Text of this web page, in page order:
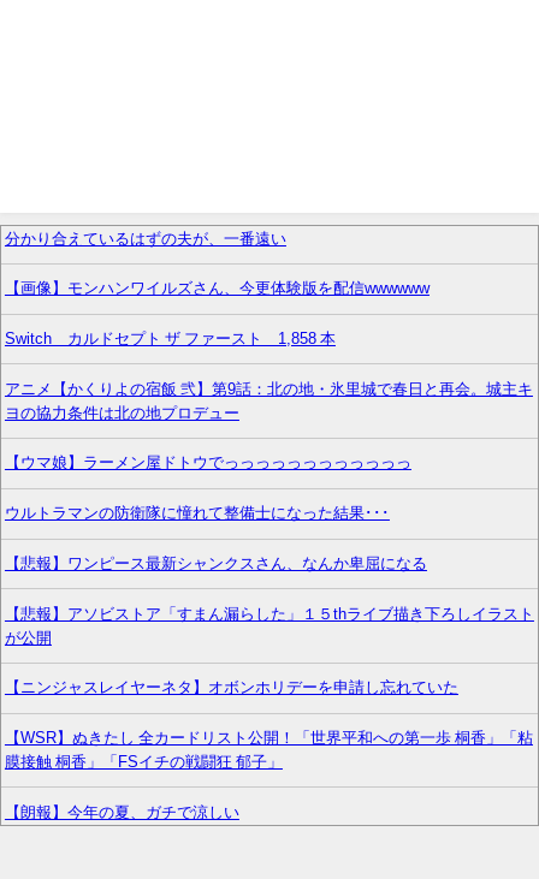
分かり合えているはずの夫が、一番遠い
【画像】モンハンワイルズさん、今更体験版を配信wwwwww
Switch カルドセプト ザ ファースト 1,858 本
アニメ【かくりよの宿飯 弐】第9話：北の地・氷里城で春日と再会。城主キ
ヨの協力条件は北の地プロデュー
【ウマ娘】ラーメン屋ドトウでっっっっっっっっっっっっ
ウルトラマンの防衛隊に憧れて整備士になった結果･･･
【悲報】ワンピース最新シャンクスさん、なんか卑屈になる
【悲報】アソビストア「すまん漏らした」１５thライブ描き下ろしイラスト
が公開
【ニンジャスレイヤーネタ】オボンホリデーを申請し忘れていた
【WSR】ぬきたし 全カードリスト公開！「世界平和への第一歩 桐香」「粘
膜接触 桐香」「FSイチの戦闘狂 郁子」
【朗報】今年の夏、ガチで涼しい